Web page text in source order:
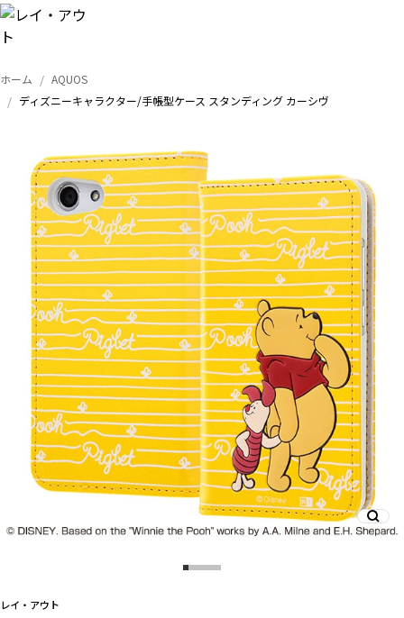
トップ
Xperia
Galaxy
AQUOS
Google
And More
スマホリング/ストラップ/他
ホーム
AQUOS
ディズニーキャラクター/手帳型ケース スタンディング カーシヴ
レイ・アウト